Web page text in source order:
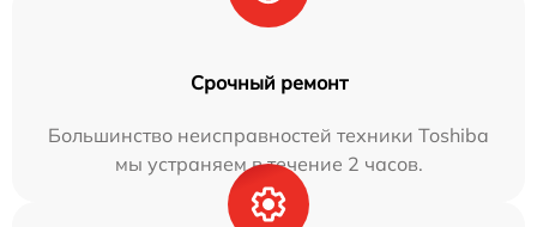
Срочный ремонт
Большинство неисправностей техники Toshiba
мы устраняем в течение 2 часов.